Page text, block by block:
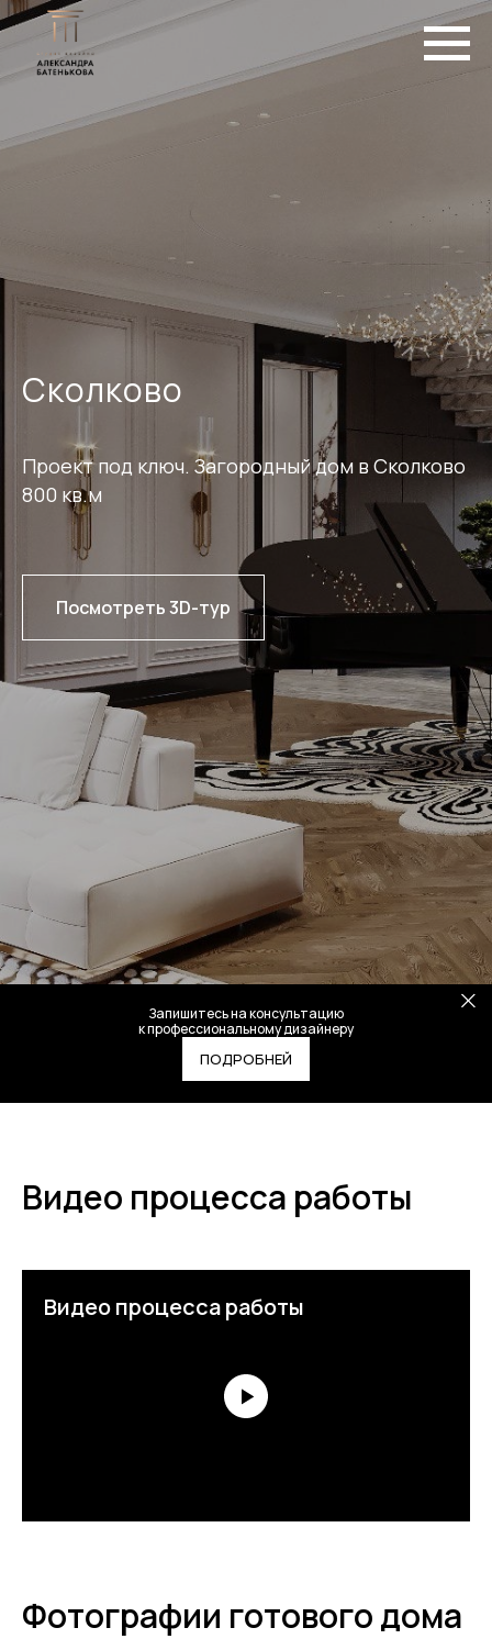
Сколково
Проект под ключ. Загородный дом в Сколково
800 кв.м
Посмотреть 3D-тур
Запишитесь на консультацию
к профессиональному дизайнеру
ПОДРОБНЕЙ
Видео процесса работы
Видео процесса работы
Фотографии готового дома